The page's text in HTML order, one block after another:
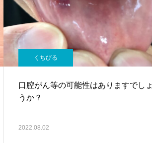
くちびる
口腔がん等の可能性はありますでしょ
うか？
2022.08.02